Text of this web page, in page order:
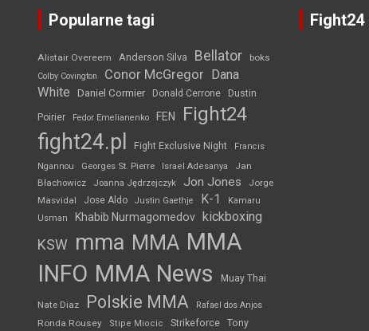
Popularne tagi
Alistair Overeem Anderson Silva Bellator boks
Colby Covington Conor McGregor Dana
White
Daniel Cormier Donald Cerrone Dustin
Poirier Fedor Emelianenko FEN Fight24
fight24.pl Fight Exclusive Night
Francis
Ngannou
Georges St. Pierre Israel Adesanya
Jan
Błachowicz
Joanna Jędrzejczyk Jon Jones
Jorge
Masvidal
Jose Aldo Justin Gaethje K-1
Kamaru
Usman
Khabib Nurmagomedov kickboxing
KSW mma MMA MMA
INFO MMA News Muay Thai
Nate Diaz Polskie MMA Rafael dos Anjos
Ronda Rousey Stipe Miocic Strikeforce Tony
Fight24